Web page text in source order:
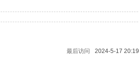
最后访问 2024-5-17 20:19